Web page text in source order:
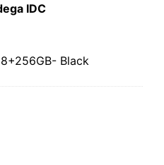
IDC
Black